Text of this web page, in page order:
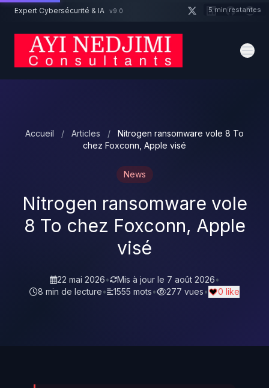
Aller au contenu principal
Expert Cybersécurité & IA v9.0
Accueil / Articles /
Nitrogen ransomware vole 8 To
chez Foxconn, Apple visé
News
Nitrogen ransomware vole
8 To chez Foxconn, Apple
visé
22 mai 2026• Mis à jour le 7 août 2026•
8 min de lecture• 1555 mots• 277 vues• 0 like
Un projet cybersécurité ? 5 min restantes